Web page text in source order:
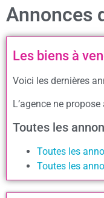
Annonces
Les biens à
Voici les dernières
L’agence ne
Toutes les
Toutes les
Toutes les